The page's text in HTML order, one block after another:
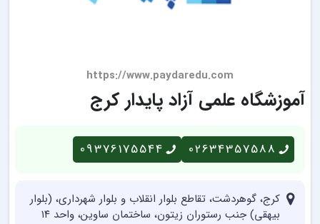
https://www.paydaredu.com
آموزشگاه علمی آزاد پایدار کرج
02634357588
09376175544
کرج، گوهردشت، تقاطع بلوار انقلاب و بلوار شهرداری، (بلوار
بیهقی) جنب رستوران زیتون، ساختمان ساوین، واحد ۱۴